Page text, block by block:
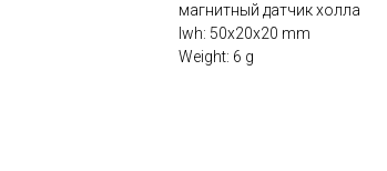
магнитный датчик холла
lwh: 50x20x20 mm
Weight: 6 g